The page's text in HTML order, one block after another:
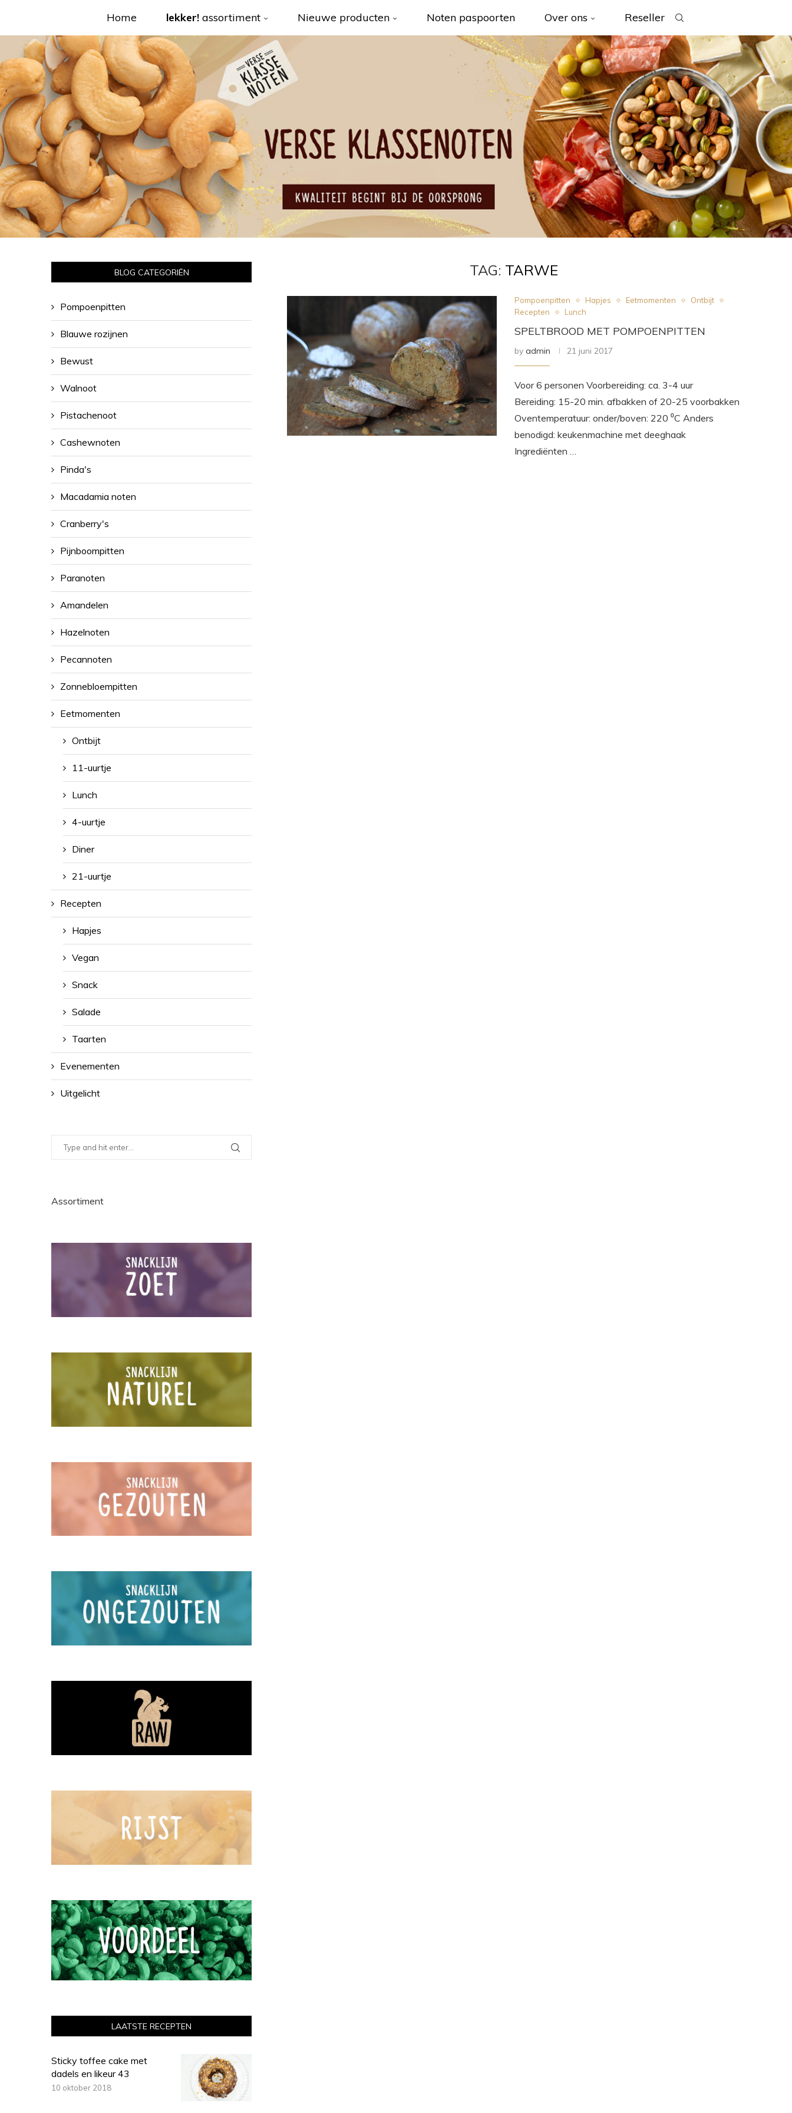
Home lekker! assortiment Nieuwe producten Noten paspoorten Over ons Reseller
TAG: TARWE
Pompoenpitten Hapjes Eetmomenten
Ontbijt
Recepten
Lunch
SPELTBROOD MET POMPOENPITTEN
byadmin 21 juni 2017
Voor 6 personen Voorbereiding: ca. 3-4 uur
Bereiding: 15-20 min. afbakken of 20-25 voorbakken
Oventemperatuur: onder/boven: 220 ⁰C Anders
benodigd: keukenmachine met deeghaak
Ingrediënten …
BLOG CATEGORIËN
Pompoenpitten
Blauwe rozijnen
Bewust
Walnoot
Pistachenoot
Cashewnoten
Pinda's
Macadamia noten
Cranberry's
Pijnboompitten
Paranoten
Amandelen
Hazelnoten
Pecannoten
Zonnebloempitten
Eetmomenten
Ontbijt
11-uurtje
Lunch
4-uurtje
Diner
21-uurtje
Recepten
Hapjes
Vegan
Snack
Salade
Taarten
Evenementen
Uitgelicht
Assortiment
LAATSTE RECEPTEN
Sticky toffee cake met
dadels en likeur 43
10 oktober 2018